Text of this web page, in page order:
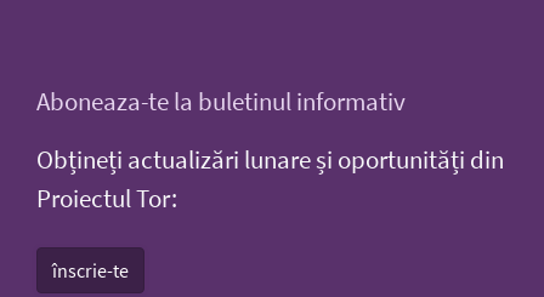
Aboneaza-te la buletinul informativ
Obțineți actualizări lunare și oportunități din
Proiectul Tor:
înscrie-te